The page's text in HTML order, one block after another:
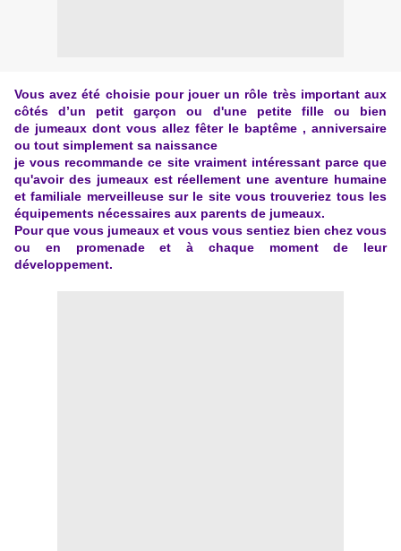
Vous avez été choisie pour jouer un rôle très important aux
côtés d’un petit garçon ou d'une petite fille ou bien
de jumeaux dont vous allez fêter le baptême , anniversaire
ou tout simplement sa naissance
je vous recommande ce site vraiment intéressant parce que
qu'avoir des jumeaux est réellement une aventure humaine
et familiale merveilleuse sur le site vous trouveriez tous les
équipements nécessaires aux parents de jumeaux.
Pour que vous jumeaux et vous vous sentiez bien chez vous
ou en promenade et à chaque moment de leur
développement.